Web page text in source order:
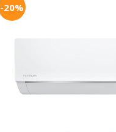
-20%